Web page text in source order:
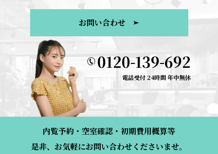
お問い合わせ
0120-139-692
電話受付 24時間 年中無休
内覧予約・空室確認・初期費用概算等
是非、お気軽にお問い合わせくださいませ。